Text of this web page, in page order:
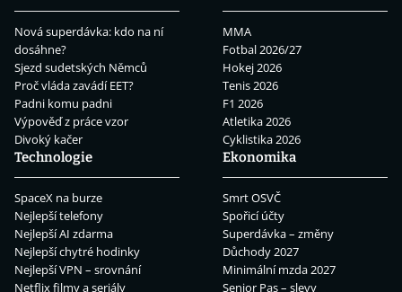
Nová superdávka: kdo na ní
dosáhne?
Sjezd sudetských Němců
Proč vláda zavádí EET?
Padni komu padni
Výpověď z práce vzor
Divoký kačer
MMA
Fotbal 2026/27
Hokej 2026
Tenis 2026
F1 2026
Atletika 2026
Cyklistika 2026
Technologie
SpaceX na burze
Nejlepší telefony
Nejlepší AI zdarma
Nejlepší chytré hodinky
Nejlepší VPN – srovnání
Netflix filmy a seriály
Ekonomika
Smrt OSVČ
Spořicí účty
Superdávka – změny
Důchody 2027
Minimální mzda 2027
Senior Pas – slevy